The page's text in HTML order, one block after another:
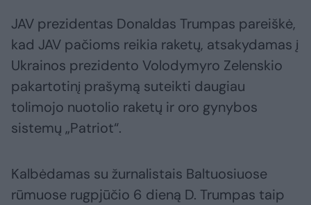
JAV prezidentas Donaldas Trumpas pareiškė,
kad JAV pačioms reikia raketų, atsakydamas į
Ukrainos prezidento Volodymyro Zelenskio
pakartotinį prašymą suteikti daugiau
tolimojo nuotolio raketų ir oro gynybos
sistemų „Patriot“.
Kalbėdamas su žurnalistais Baltuosiuose
rūmuose rugpjūčio 6 dieną D. Trumpas taip